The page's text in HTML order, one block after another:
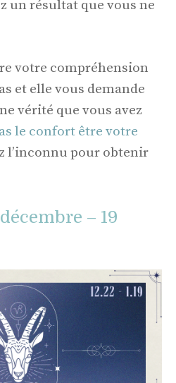
un résultat que vous ne
votre compréhension
et elle vous demande
vérité que vous avez
le confort être votre
l’inconnu pour obtenir
– 19